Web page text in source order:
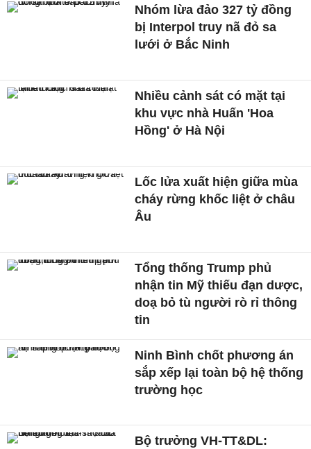
Nhóm lừa đảo 327 tỷ đồng
bị Interpol truy nã đỏ sa
lưới ở Bắc Ninh
Nhiều cảnh sát có mặt tại
khu vực nhà Huấn 'Hoa
Hồng' ở Hà Nội
Lốc lửa xuất hiện giữa mùa
cháy rừng khốc liệt ở châu
Âu
Tổng thống Trump phủ
nhận tin Mỹ thiếu đạn dược,
doạ bỏ tù người rò rỉ thông
tin
Ninh Bình chốt phương án
sắp xếp lại toàn bộ hệ thống
trường học
Bộ trưởng VH-TT&DL: